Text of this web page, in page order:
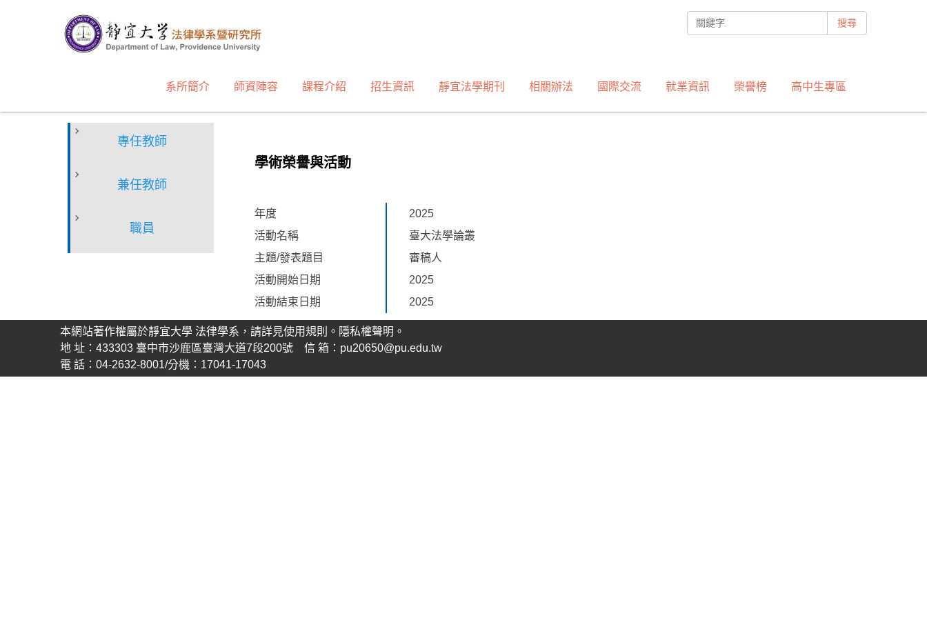
區
搜尋
系所簡介 師資陣容 課程介紹 招生資訊 靜宜法學期刊 相關辦法 國際交流 就業資訊 榮譽榜 高中生專區
專任教師
兼任教師
職員
學術榮譽與活動
年度
2025
活動名稱
臺大法學論叢
主題/發表題目
審稿人
活動開始日期
2025
活動結束日期
2025
本網站著作權屬於靜宜大學 法律學系，請詳見使用規則。 隱私權聲明 。
地 址：433303 臺中市沙鹿區臺灣大道7段200號 信 箱：pu20650@pu.edu.tw
電 話：04-2632-8001/分機：17041-17043